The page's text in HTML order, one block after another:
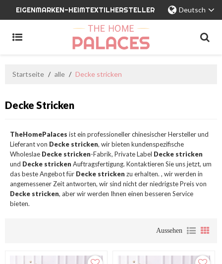
EIGENMARKEN-HEIMTEXTILHERSTELLER Deutsch
Startseite / alle / Decke stricken
Decke Stricken
TheHomePalaces ist ein professioneller chinesischer Hersteller und
Lieferant von Decke stricken, wir bieten kundenspezifische
Wholeslae Decke stricken-Fabrik, Private Label Decke stricken
und Decke stricken Auftragsfertigung. Kontaktieren Sie uns jetzt, um
das beste Angebot für Decke stricken zu erhalten. , wir werden in
angemessener Zeit antworten, wir sind nicht der niedrigste Preis von
Decke stricken, aber wir werden Ihnen einen besseren Service
bieten.
Aussehen